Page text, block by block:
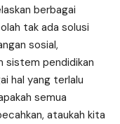
berbagai
tak ada solusi
sosial,
sistem pendidikan
hal yang terlalu
semua
ataukah kita